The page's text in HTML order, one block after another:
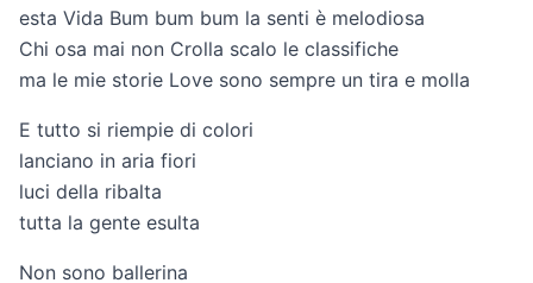
esta Vida Bum bum bum la senti è melodiosa
Chi osa mai non Crolla scalo le classifiche
ma le mie storie Love sono sempre un tira e molla
E tutto si riempie di colori
lanciano in aria fiori
luci della ribalta
tutta la gente esulta
Non sono ballerina